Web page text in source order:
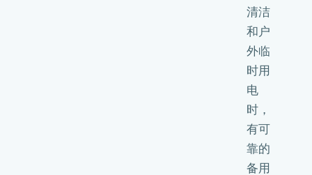
清洁
和户
外临
时用
电
时，
有可
靠的
备用